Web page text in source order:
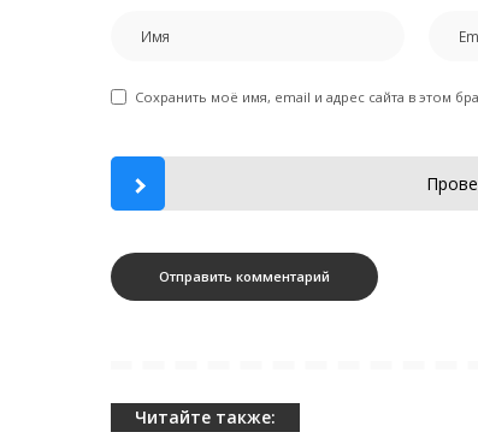
Сохранить моё имя, email и адрес сайта в этом
Читайте также: